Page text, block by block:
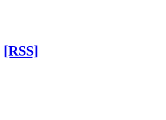
[RSS]